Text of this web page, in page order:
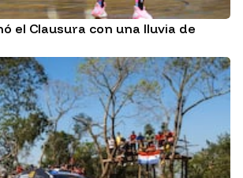
el Clausura con una lluvia de